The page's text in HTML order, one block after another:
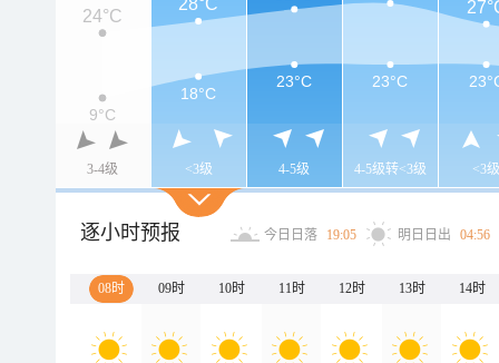
3-4级 <3级 4-5级 4-5级转<3级 <3级
24°C
28°C
9°C
18°C
23°C 23°C
逐小时预报 今日日落 19:05 明日日出 04:56
08时 09时 10时 11时 12时 13时 14时